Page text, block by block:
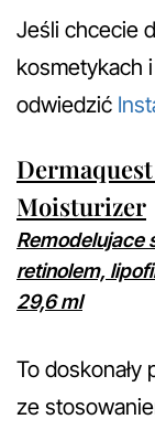
Jeśli chcecie
kosmetykach
odwiedzić
Moisturizer
Remodelujace
retinolem,
29,6 ml
To
ze